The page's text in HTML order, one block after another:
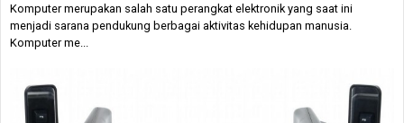
Komputer merupakan salah satu perangkat elektronik yang saat ini
menjadi sarana pendukung berbagai aktivitas kehidupan manusia.
Komputer me...